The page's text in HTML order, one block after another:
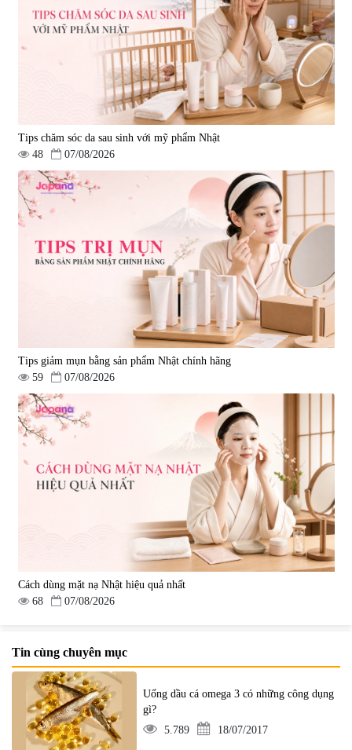
Tips chăm sóc da sau sinh với mỹ phẩm Nhật
48
07/08/2026
Tips giảm mụn bằng sản phẩm Nhật chính hãng
59
07/08/2026
Cách dùng mặt nạ Nhật hiệu quả nhất
68
07/08/2026
Tin cùng chuyên mục
Uống dầu cá omega 3 có những công dụng
gì?
5.789
18/07/2017